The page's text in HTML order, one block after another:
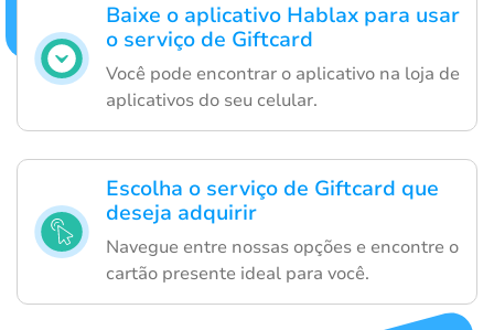
Baixe o aplicativo Hablax para usar
o serviço de Giftcard
Você pode encontrar o aplicativo na loja de
aplicativos do seu celular.
Escolha o serviço de Giftcard que
deseja adquirir
Navegue entre nossas opções e encontre o
cartão presente ideal para você.